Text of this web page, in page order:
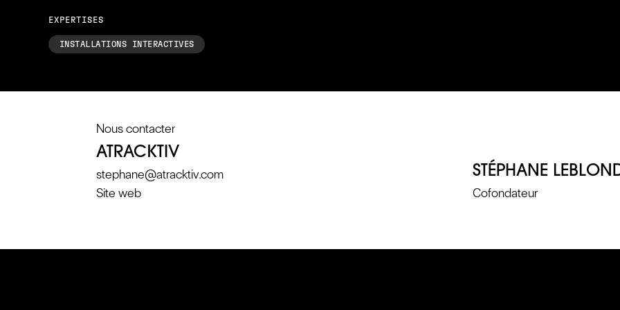
EXPERTISES
INSTALLATIONS INTERACTIVES
Nous contacter
ATRACKTIV
stephane@atracktiv.com
Site web
STÉPHANE
Cofondateur